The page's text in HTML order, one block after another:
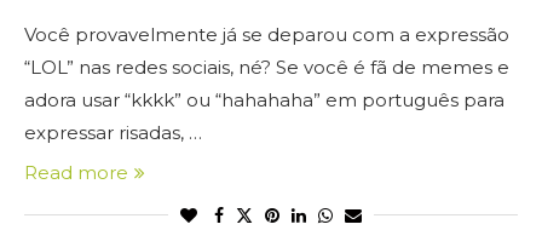
Você provavelmente já se deparou com a expressão
“LOL” nas redes sociais, né? Se você é fã de memes e
adora usar “kkkk” ou “hahahaha” em português para
expressar risadas, …
Read more